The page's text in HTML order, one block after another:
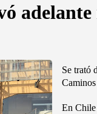
adelante
Se trató
En Chile